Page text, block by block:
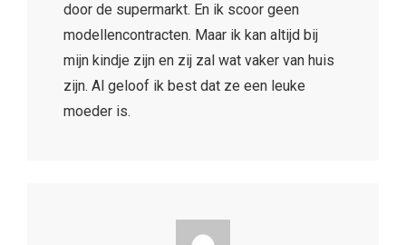
door de supermarkt. En ik scoor geen
modellencontracten. Maar ik kan altijd bij
mijn kindje zijn en zij zal wat vaker van huis
zijn. Al geloof ik best dat ze een leuke
moeder is.